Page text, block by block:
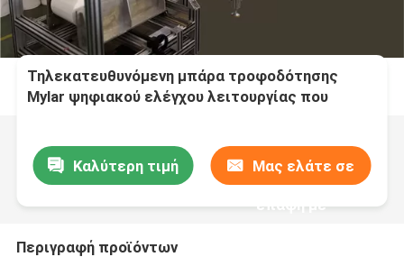
Τηλεκατευθυνόμενη μπάρα τροφοδότησης
Mylar ψηφιακού ελέγχου λειτουργίας που
Καλύτερη τιμή Μας ελάτε σε
επαφή με
Περιγραφή προϊόντων